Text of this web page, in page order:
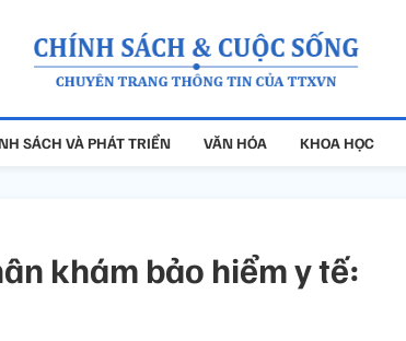
SÁCH VÀ PHÁT TRIỂN VĂN HÓA KHOA HỌC
khám bảo hiểm y tế: